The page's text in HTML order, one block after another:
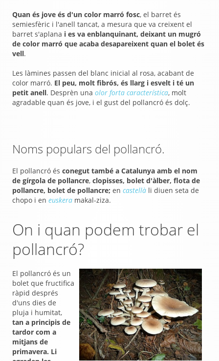
Quan és jove és d'un color marró fosc, el barret és
semiesfèric i l'anell tancat, a mesura que va creixent el
barret s'aplana i es va enblanquinant, deixant un mugró
de color marró que acaba desapareixent quan el bolet és
vell.
Les làmines passen del blanc inicial al rosa, acabant de
color marró. El peu, molt fibrós, és llarg i esvelt i té un
petit anell. Desprèn una olor forta característica, molt
agradable quan és jove, i el gust del pollancró és dolç.
Noms populars del pollancró.
El pollancró és conegut també a Catalunya amb el nom
de gírgola de pollancre, clopisses, bolet d'àlber, flota de
pollancre, bolet de pollancre; en castellà li diuen seta de
chopo i en euskera makal-ziza.
On i quan podem trobar el
pollancró?
El pollancró és un
bolet que fructifica
ràpid després
d'uns dies de
pluja i humitat,
tan a principis de
tardor com a
mitjans de
primavera. Li